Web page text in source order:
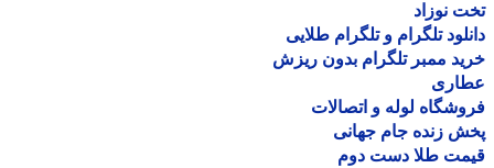
نوزاد
تلگرام و تلگرام طلایی
ممبر تلگرام بدون ریزش
لوله و اتصالات
زنده جام جهانی
طلا دست دوم